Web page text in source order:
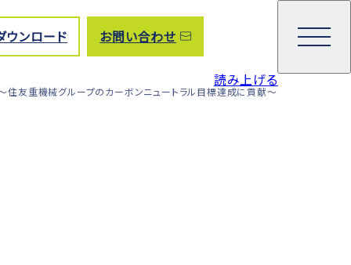
読み上げる
ウンロード お問い合わせ
友重機械グループのカーボンニュートラル目標達成に貢献～